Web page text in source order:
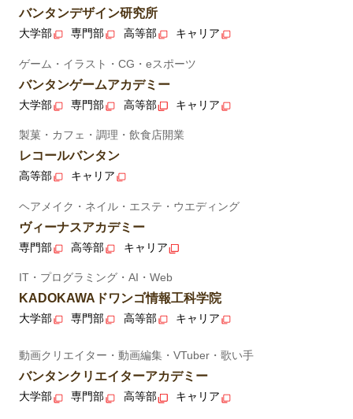
バンタンデザイン研究所
大学部 専門部 高等部 キャリア
ゲーム・イラスト・CG・eスポーツ
バンタンゲームアカデミー
大学部 専門部 高等部 キャリア
製菓・カフェ・調理・飲食店開業
レコールバンタン
高等部 キャリア
ヘアメイク・ネイル・エステ・ウエディング
ヴィーナスアカデミー
専門部 高等部 キャリア
IT・プログラミング・AI・Web
KADOKAWAドワンゴ情報工科学院
大学部 専門部 高等部 キャリア
動画クリエイター・動画編集・VTuber・歌い手
バンタンクリエイターアカデミー
大学部 専門部 高等部 キャリア